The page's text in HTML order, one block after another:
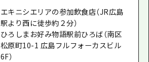
エキニシエリアの参加飲食店（JR広島
駅より西に徒歩約２分）
ひろしまお好み物語駅前ひろば（南区
松原町10-1 広島フルフォーカスビル
6F）